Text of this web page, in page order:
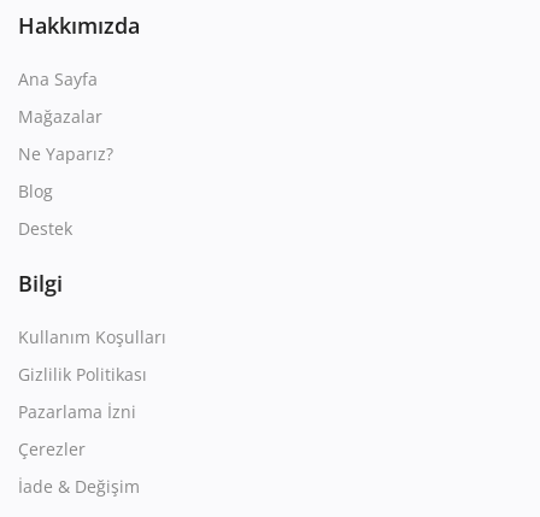
Hakkımızda
Ana Sayfa
Mağazalar
Ne Yaparız?
Blog
Destek
Bilgi
Kullanım Koşulları
Gizlilik Politikası
Pazarlama İzni
Çerezler
İade & Değişim